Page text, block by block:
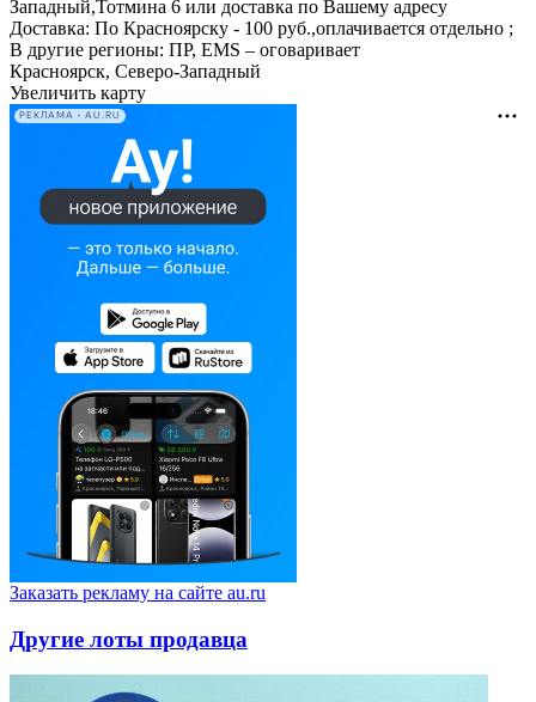
Западный,Тотмина 6 или доставка по Вашему адресу
Доставка: По Красноярску - 100 руб.,оплачивается отдельно ;
В другие регионы: ПР, EMS – оговаривает
Красноярск, Северо-Западный
Увеличить карту
РЕКЛАМА • AU.RU
Заказать рекламу на сайте au.ru
Другие лоты продавца